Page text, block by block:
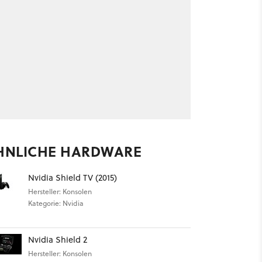
HARDWARE
Nvidia Shield TV (2015)
Hersteller: Konsolen
Kategorie: Nvidia
Nvidia Shield 2
Hersteller: Konsolen